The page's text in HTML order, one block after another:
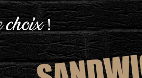
choix !